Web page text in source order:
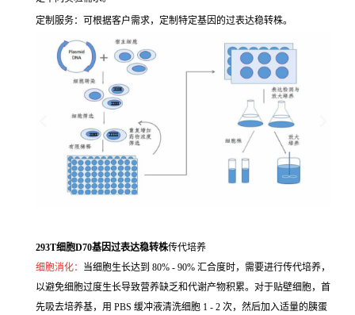
定制服务：可根据客户需求，定制特定基因的过表达稳转株。
293T细胞D70基因过表达稳转株传代培养
细胞消化： 当细胞生长达到 80% - 90% 汇合度时，需要进行传代培养，
以避免细胞过度生长导致营养缺乏和代谢产物积累。对于贴壁细胞，首
先吸去培养基，用 PBS 缓冲液清洗细胞 1 - 2 次，然后加入适量的胰蛋